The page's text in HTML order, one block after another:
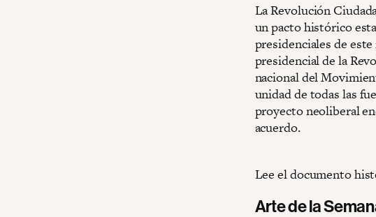
La Revolución
un pacto histórico
presidenciales de
presidencial de la
nacional del
unidad de todas las
proyecto neoliberal
acuerdo.
Lee el documento
Arte de la